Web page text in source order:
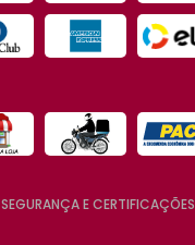
SEGURANÇA E CERTIFICAÇÕES